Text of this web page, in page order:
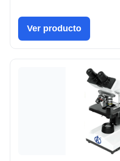
Ver producto